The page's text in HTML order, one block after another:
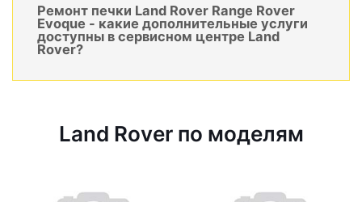
Ремонт печки Land Rover Range Rover
Evoque - какие дополнительные услуги
доступны в сервисном центре Land
Rover?
Land Rover по моделям